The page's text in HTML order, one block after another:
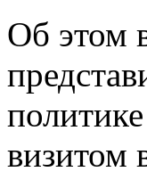
Об этом
визитом